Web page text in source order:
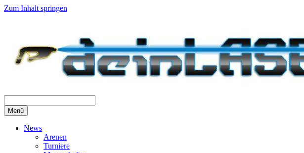
Zum Inhalt springen
Menü
News
Arenen
Turniere